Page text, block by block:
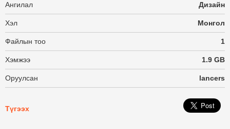
Ангилал Дизайн
Хэл Монгол
Файлын тоо 1
Хэмжээ 1.9 GB
Оруулсан lancers
Түгээх